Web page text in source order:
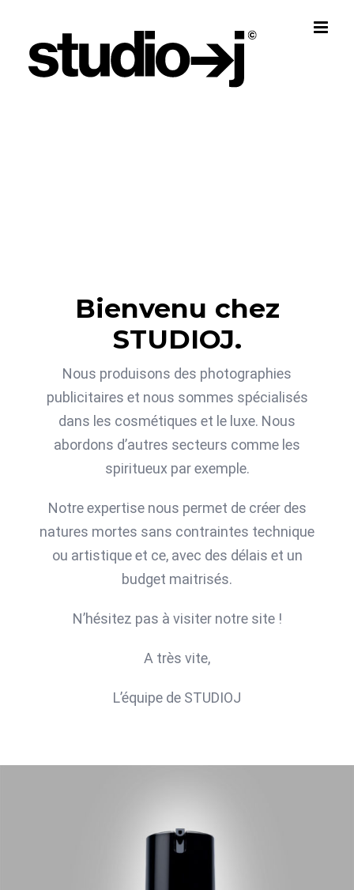
content
Bienvenu chez
STUDIOJ.
Nous produisons des photographies
publicitaires et nous sommes spécialisés
dans les cosmétiques et le luxe. Nous
abordons d’autres secteurs comme les
spiritueux par exemple.
Notre expertise nous permet de créer des
natures mortes sans contraintes technique
ou artistique et ce, avec des délais et un
budget maitrisés.
N’hésitez pas à visiter notre site !
A très vite,
L’équipe de STUDIOJ